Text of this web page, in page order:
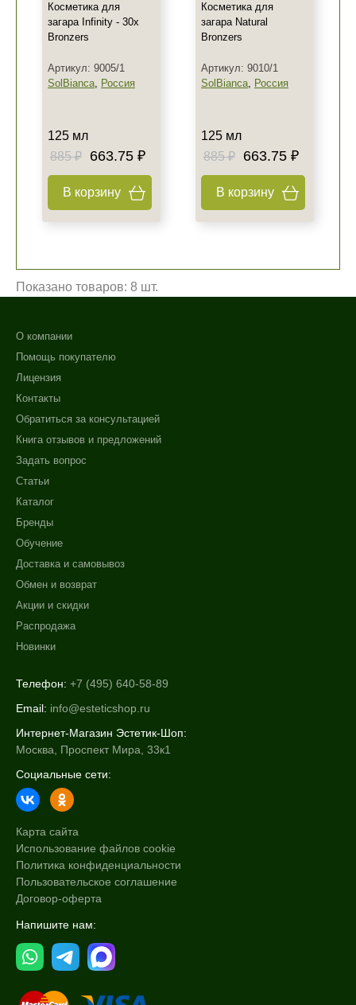
Косметика для
загара Infinity - 30x
Bronzers
Артикул: 9005/1
SolBianca, Россия
125 мл
885 ₽
663.75 ₽
В корзину
Косметика для
загара Natural
Bronzers
Артикул: 9010/1
SolBianca, Россия
125 мл
885 ₽
663.75 ₽
В корзину
Показано товаров: 8 шт.
О компании
Помощь покупателю
Лицензия
Контакты
Обратиться за консультацией
Книга отзывов и предложений
Задать вопрос
Статьи
Каталог
Бренды
Обучение
Доставка и самовывоз
Обмен и возврат
Акции и скидки
Распродажа
Новинки
Телефон: +7 (495) 640-58-89
Email: info@esteticshop.ru
Интернет-Магазин Эстетик-Шоп:
Москва, Проспект Мира, 33к1
Социальные сети:
Карта сайта
Использование файлов cookie
Политика конфиденциальности
Пользовательское соглашение
Договор-оферта
Напишите нам: